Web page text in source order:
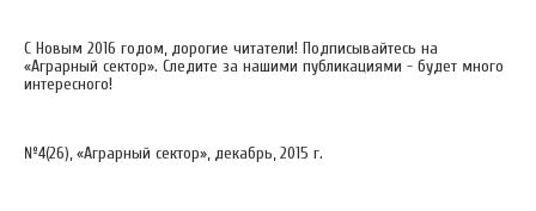
С Новым 2016 годом, дорогие читатели! Подписывайтесь на
«Аграрный сектор». Следите за нашими публикациями - будет много
интересного!
№4(26), «Аграрный сектор», декабрь, 2015 г.